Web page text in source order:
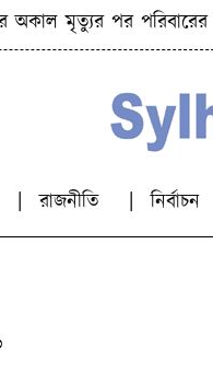
মৃত্যুর পর পরিবারের হাল
রাজনীতি নির্বাচন